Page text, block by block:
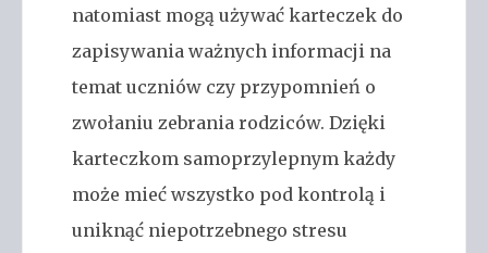
natomiast mogą używać karteczek do
zapisywania ważnych informacji na
temat uczniów czy przypomnień o
zwołaniu zebrania rodziców. Dzięki
karteczkom samoprzylepnym każdy
może mieć wszystko pod kontrolą i
uniknąć niepotrzebnego stresu